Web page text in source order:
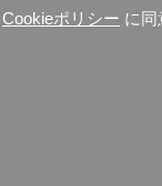
Cookieポリシー に